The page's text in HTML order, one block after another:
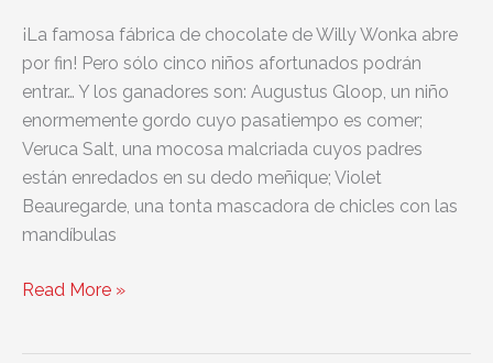
¡La famosa fábrica de chocolate de Willy Wonka abre
por fin! Pero sólo cinco niños afortunados podrán
entrar… Y los ganadores son: Augustus Gloop, un niño
enormemente gordo cuyo pasatiempo es comer;
Veruca Salt, una mocosa malcriada cuyos padres
están enredados en su dedo meñique; Violet
Beauregarde, una tonta mascadora de chicles con las
mandíbulas
English
Read More »